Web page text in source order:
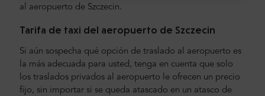
al aeropuerto de Szczecin.
Tarifa de taxi del aeropuerto de Szczecin
Si aún sospecha qué opción de traslado al aeropuerto es
la más adecuada para usted, tenga en cuenta que solo
los traslados privados al aeropuerto le ofrecen un precio
fijo, sin importar si se queda atascado en un atasco de